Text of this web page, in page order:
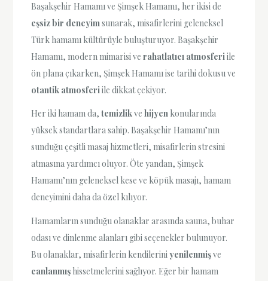
Başakşehir Hamamı ve Şimşek Hamamı, her ikisi de
eşsiz bir deneyimsunarak, misafirlerini geleneksel
Türk hamamı kültürüyle buluşturuyor. Başakşehir
Hamamı, modern mimarisi verahatlatıcı atmosferiile
ön plana çıkarken, Şimşek Hamamı ise tarihi dokusu ve
otantik atmosferiile dikkat çekiyor.
Her iki hamam da,temizlikvehijyen konularında
yüksek standartlara sahip. Başakşehir Hamamı’nın
sunduğu çeşitli masaj hizmetleri, misafirlerin stresini
atmasına yardımcı oluyor. Öte yandan, Şimşek
Hamamı’nın geleneksel kese ve köpük masajı, hamam
deneyimini daha da özel kılıyor.
Hamamların sunduğu olanaklar arasında sauna, buhar
odası ve dinlenme alanları gibi seçenekler bulunuyor.
Bu olanaklar, misafirlerin kendileriniyenilenmişve
canlanmış hissetmelerini sağlıyor. Eğer bir hamam